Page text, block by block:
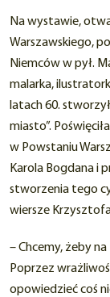
Na wystawie,
Warszawskiego,
Niemców w pył.
malarka,
latach 60.
miasto”.
w Powstaniu
Karola Bogdana i
stworzenia tego
wiersze
– Chcemy, żeby
Poprzez
opowiedzieć coś